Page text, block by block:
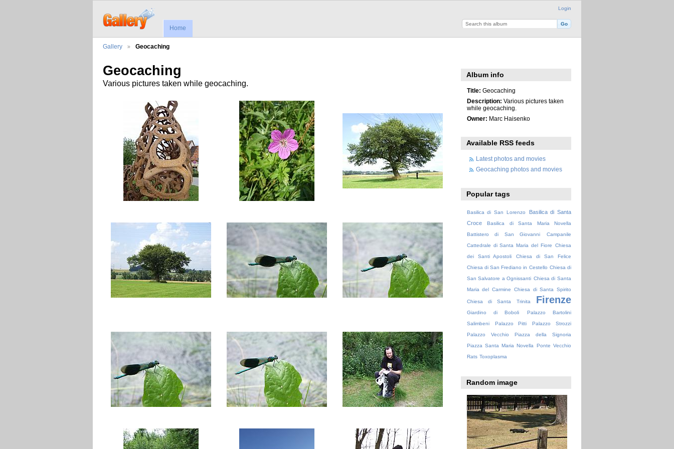
Login
Home
Gallery Geocaching
Geocaching
Various pictures taken while geocaching.
Album info
Title: Geocaching
Description: Various pictures taken
while geocaching.
Owner: Marc Haisenko
Available RSS feeds
Latest photos and movies
Geocaching photos and movies
Popular tags
Basilica di San Lorenzo
Basilica di Santa
Croce
Basilica di Santa Maria Novella
Battistero di San Giovanni
Campanile
Cattedrale di Santa Maria del Fiore
Chiesa
dei Santi Apostoli
Chiesa di San Felice
Chiesa di San Frediano in Cestello Chiesa di
San Salvatore a Ognissanti Chiesa di Santa
Maria del Carmine
Chiesa di Santa Spirito
Chiesa di Santa Trinita Firenze
Giardino di Boboli
Palazzo Bartolini
Salimbeni
Palazzo Pitti
Palazzo Strozzi
Palazzo Vecchio
Piazza della Signoria
Piazza Santa Maria Novella
Ponte Vecchio
Rats Toxoplasma
Random image